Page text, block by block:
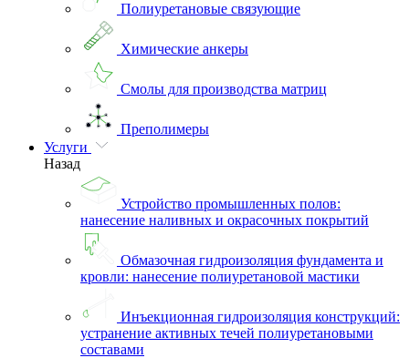
Полиуретановые связующие
Химические анкеры
Смолы для производства матриц
Преполимеры
Услуги
Назад
Устройство промышленных полов:
нанесение наливных и окрасочных покрытий
Обмазочная гидроизоляция фундамента и
кровли: нанесение полиуретановой мастики
Инъекционная гидроизоляция конструкций:
устранение активных течей полиуретановыми
составами